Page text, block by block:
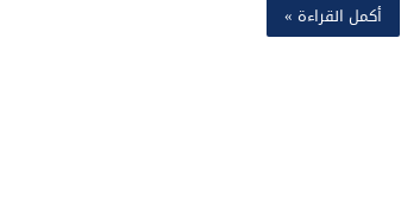
أكمل القراءة »